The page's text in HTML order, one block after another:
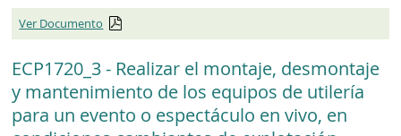
Ver Documento
ECP1720_3 - Realizar el montaje, desmontaje
y mantenimiento de los equipos de utilería
para un evento o espectáculo en vivo, en